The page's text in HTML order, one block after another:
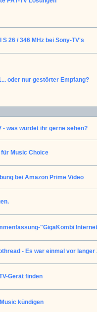
26 / 346 MHz bei Sony-TV's
oder nur gestörter Empfang?
- was würdet ihr gerne sehen?
Music Choice
bei Amazon Prime Video
"GigaKombi
- Es war einmal vor langer
Gerät finden
kündigen